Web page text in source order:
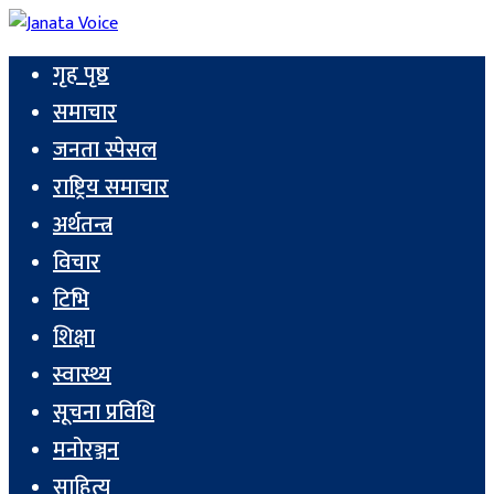
गृह पृष्ठ
समाचार
जनता स्पेसल
राष्ट्रिय समाचार
अर्थतन्त्र
विचार
टिभि
शिक्षा
स्वास्थ्य
सूचना प्रविधि
मनोरञ्जन